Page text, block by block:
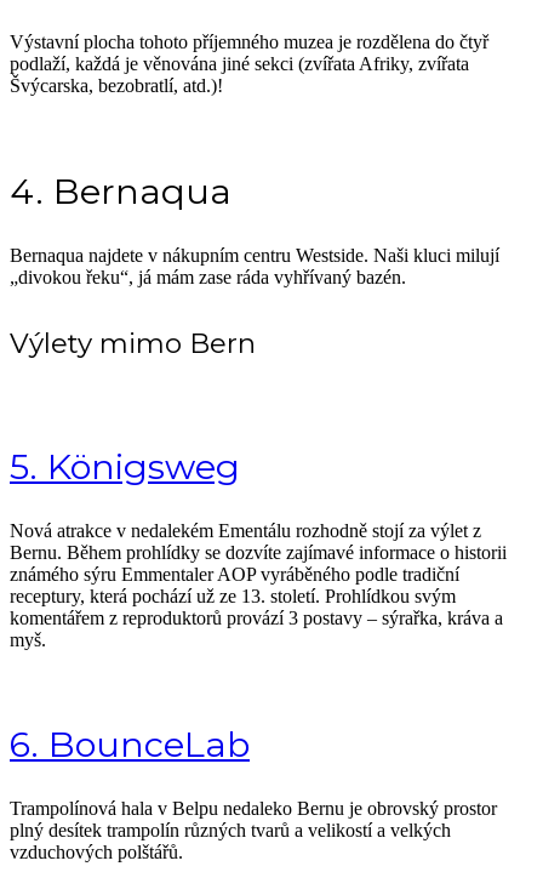
Výstavní plocha tohoto příjemného muzea je rozdělena do čtyř
podlaží, každá je věnována jiné sekci (zvířata Afriky, zvířata
Švýcarska, bezobratlí, atd.)!
4. Bernaqua
Bernaqua najdete v nákupním centru Westside. Naši kluci milují
„divokou řeku“, já mám zase ráda vyhřívaný bazén.
Výlety mimo Bern
5. Königsweg
Nová atrakce v nedalekém Ementálu rozhodně stojí za výlet z
Bernu. Během prohlídky se dozvíte zajímavé informace o historii
známého sýru Emmentaler AOP vyráběného podle tradiční
receptury, která pochází už ze 13. století. Prohlídkou svým
komentářem z reproduktorů provází 3 postavy – sýrařka, kráva a
myš.
6. BounceLab
Trampolínová hala v Belpu nedaleko Bernu je obrovský prostor
plný desítek trampolín různých tvarů a velikostí a velkých
vzduchových polštářů.